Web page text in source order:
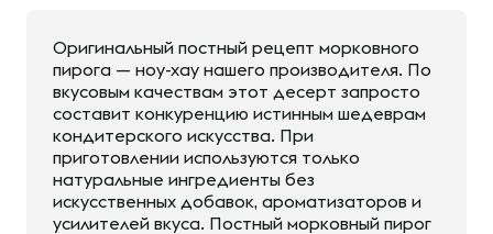
Оригинальный постный рецепт морковного
пирога — ноу-хау нашего производителя. По
вкусовым качествам этот десерт запросто
составит конкуренцию истинным шедеврам
кондитерского искусства. При
приготовлении используются только
натуральные ингредиенты без
искусственных добавок, ароматизаторов и
усилителей вкуса. Постный морковный пирог